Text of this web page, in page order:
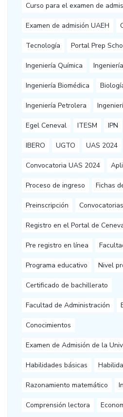
Curso para el examen de
Examen de admisión UAEH
Tecnología Portal Prep
Ingeniería Química
Ingeniería Biomédica
Ingeniería Petrolera
Egel Ceneval ITESM IPN
IBERO UGTO UAS 2024
Convocatoria UAS 2024
Proceso de ingreso Fichas
Preinscripción
Registro en el Portal de
Pre registro en línea
Programa educativo Nivel
Certificado de bachillerato
Facultad de Administración
Conocimientos
Examen de Admisión de la
Habilidades básicas
Razonamiento matemático
Comprensión lectora